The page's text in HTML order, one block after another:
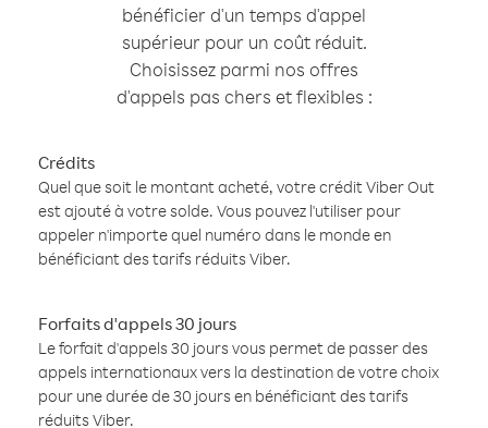
bénéficier d'un temps d'appel
supérieur pour un coût réduit.
Choisissez parmi nos offres
d'appels pas chers et flexibles :
Crédits
Quel que soit le montant acheté, votre crédit Viber Out
est ajouté à votre solde. Vous pouvez l'utiliser pour
appeler n'importe quel numéro dans le monde en
bénéficiant des tarifs réduits Viber.
Forfaits d'appels 30 jours
Le forfait d'appels 30 jours vous permet de passer des
appels internationaux vers la destination de votre choix
pour une durée de 30 jours en bénéficiant des tarifs
réduits Viber.